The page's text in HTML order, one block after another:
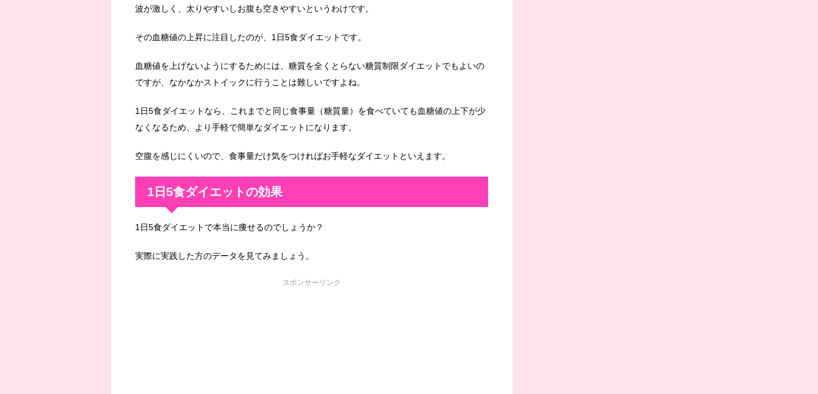
波が激しく、太りやすいしお腹も空きやすいというわけです。
その血糖値の上昇に注目したのが、1日5食ダイエットです。
血糖値を上げないようにするためには、糖質を全くとらない糖質制限ダイエットでもよいの
ですが、なかなかストイックに行うことは難しいですよね。
1日5食ダイエットなら、これまでと同じ食事量（糖質量）を食べていても血糖値の上下が少
なくなるため、より手軽で簡単なダイエットになります。
空腹を感じにくいので、食事量だけ気をつければお手軽なダイエットといえます。
1日5食ダイエットの効果
1日5食ダイエットで本当に痩せるのでしょうか？
実際に実践した方のデータを見てみましょう。
スポンサーリンク